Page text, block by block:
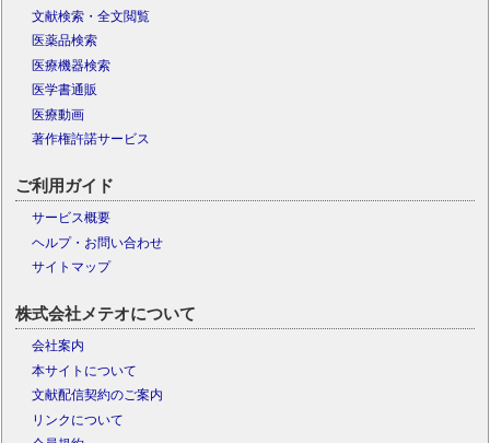
文献検索・全文閲覧
医薬品検索
医療機器検索
医学書通販
医療動画
著作権許諾サービス
ご利用ガイド
サービス概要
ヘルプ・お問い合わせ
サイトマップ
株式会社メテオについて
会社案内
本サイトについて
文献配信契約のご案内
リンクについて